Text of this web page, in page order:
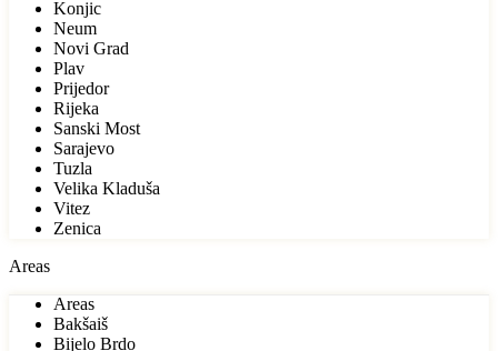
Konjic
Neum
Novi Grad
Plav
Prijedor
Rijeka
Sanski Most
Sarajevo
Tuzla
Velika Kladuša
Vitez
Zenica
Areas
Areas
Bakšaiš
Bijelo Brdo